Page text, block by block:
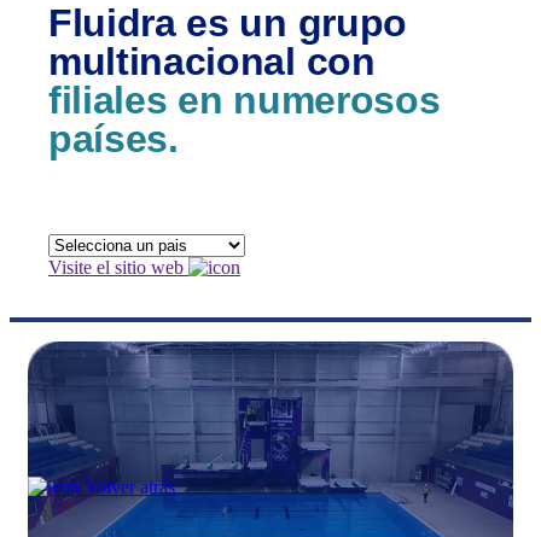
Fluidra es un grupo
multinacional con
filiales en numerosos
países.
Visite el sitio web
Volver atrás